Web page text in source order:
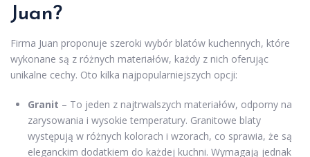
Juan?
Firma Juan proponuje szeroki wybór blatów kuchennych, które
wykonane są z różnych materiałów, każdy z nich oferując
unikalne cechy. Oto kilka najpopularniejszych opcji:
Granit – To jeden z najtrwalszych materiałów, odporny na
zarysowania i wysokie temperatury. Granitowe blaty
występują w różnych kolorach i wzorach, co sprawia, że są
eleganckim dodatkiem do każdej kuchni. Wymagają jednak